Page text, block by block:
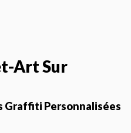
Art Sur
Graffiti Personnalisées